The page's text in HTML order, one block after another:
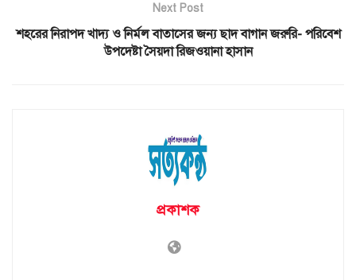
Next Post
শহরের নিরাপদ খাদ্য ও নির্মল বাতাসের জন্য ছাদ বাগান জরুরি- পরিবেশ
উপদেষ্টা সৈয়দা রিজওয়ানা হাসান
প্রকাশক